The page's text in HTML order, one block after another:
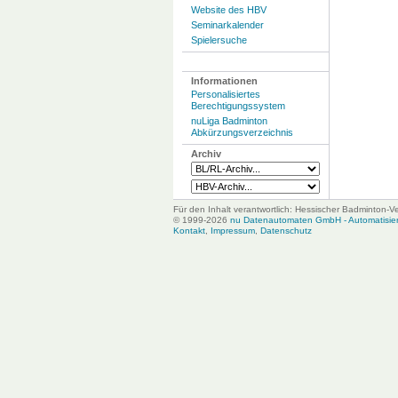
Website des HBV
Seminarkalender
Spielersuche
Informationen
Personalisiertes
Berechtigungssystem
nuLiga Badminton
Abkürzungsverzeichnis
Archiv
Für den Inhalt verantwortlich: Hessischer Badminton-
© 1999-2026 nu Datenautomaten GmbH -
Kontakt, Impressum, Datenschutz